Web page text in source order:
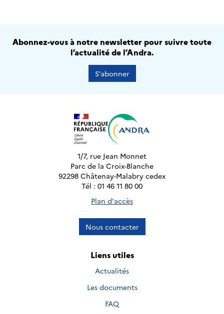
Abonnez-vous à notre newsletter pour suivre toute
l’actualité de l’Andra.
S’abonner
1/7, rue Jean Monnet
Parc de la Croix-Blanche
92298 Châtenay-Malabry cedex
Tél : 01 46 11 80 00
Plan d'accès
Nous contacter
Liens utiles
Actualités
Les documents
FAQ